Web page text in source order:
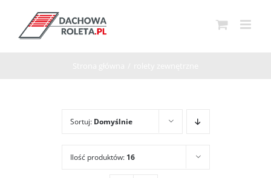
zawartości
Sortuj: Domyślnie
Ilość produktów: 16